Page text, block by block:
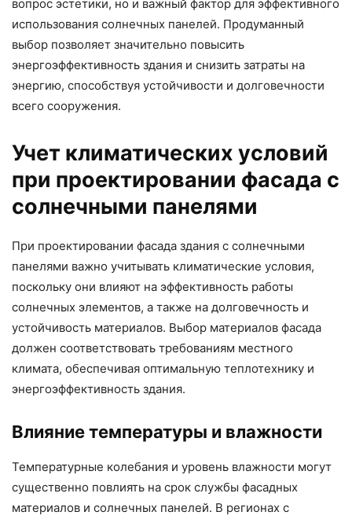
вопрос эстетики, но и важный фактор для эффективного
использования солнечных панелей. Продуманный
выбор позволяет значительно повысить
энергоэффективность здания и снизить затраты на
энергию, способствуя устойчивости и долговечности
всего сооружения.
Учет климатических условий
при проектировании фасада с
солнечными панелями
При проектировании фасада здания с солнечными
панелями важно учитывать климатические условия,
поскольку они влияют на эффективность работы
солнечных элементов, а также на долговечность и
устойчивость материалов. Выбор материалов фасада
должен соответствовать требованиям местного
климата, обеспечивая оптимальную теплотехнику и
энергоэффективность здания.
Влияние температуры и влажности
Температурные колебания и уровень влажности могут
существенно повлиять на срок службы фасадных
материалов и солнечных панелей. В регионах с